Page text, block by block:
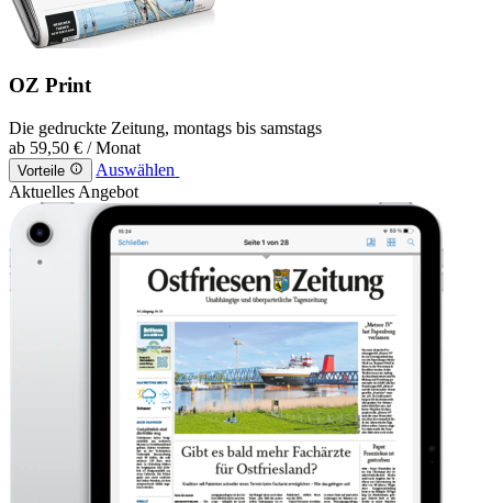
OZ Print
Die gedruckte Zeitung, montags bis samstags
ab 59,50 € / Monat
Vorteile
Auswählen
Aktuelles Angebot